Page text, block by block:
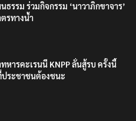
รรม ร่วมกิจกรรม ‘นาวาภิกขาจาร’
รทางน้ำ
หารคะเรนนี KNPP ลั่นสู้รบ ครั้งนี้
ประชาชนต้องชนะ